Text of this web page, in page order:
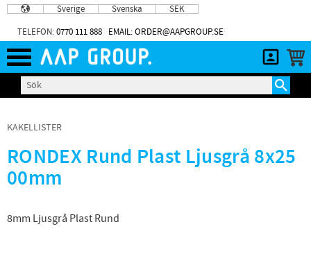
Meny
Sverige Svenska SEK
TELEFON:0770 111 888 EMAIL: ORDER@AAPGROUP.SE
KAKELLISTER
RONDEX Rund Plast Ljusgrå 8x25
00mm
8mm Ljusgrå Plast Rund